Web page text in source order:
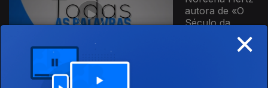
autora de «O
Século da
Solidão - Como
restaurar as...
×